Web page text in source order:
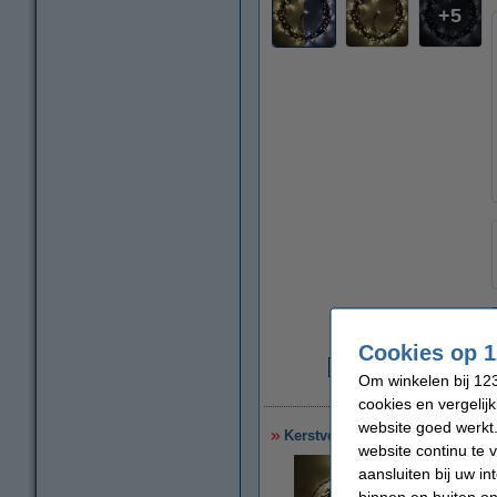
5
Kerstverlichting 16,4 meter |
Cookies op
Om winkelen bij
cookies en
website goed
website continu te
aansluiten bij uw